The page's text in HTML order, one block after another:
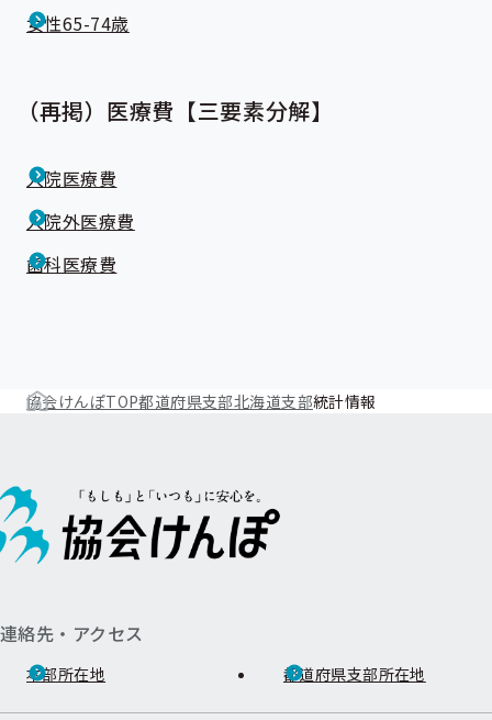
女性65-74歳
（再掲）医療費【三要素分解】
入院医療費
入院外医療費
歯科医療費
協会けんぽTOP都道府県支部北海道支部統計情報
連絡先・アクセス
本部所在地 都道府県支部所在地